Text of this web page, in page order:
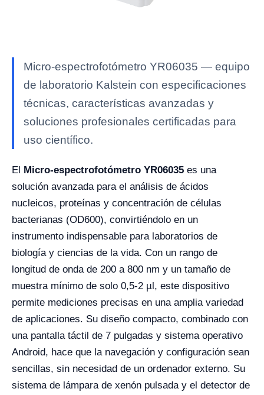
Micro-espectrofotómetro YR06035 — equipo
de laboratorio Kalstein con especificaciones
técnicas, características avanzadas y
soluciones profesionales certificadas para
uso científico.
El Micro-espectrofotómetro YR06035 es una
solución avanzada para el análisis de ácidos
nucleicos, proteínas y concentración de células
bacterianas (OD600), convirtiéndolo en un
instrumento indispensable para laboratorios de
biología y ciencias de la vida. Con un rango de
longitud de onda de 200 a 800 nm y un tamaño de
muestra mínimo de solo 0,5-2 µl, este dispositivo
permite mediciones precisas en una amplia variedad
de aplicaciones. Su diseño compacto, combinado con
una pantalla táctil de 7 pulgadas y sistema operativo
Android, hace que la navegación y configuración sean
sencillas, sin necesidad de un ordenador externo. Su
sistema de lámpara de xenón pulsada y el detector de